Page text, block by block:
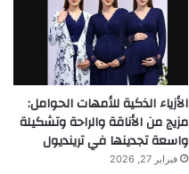
الأزياء الذكية للأمهات الحوامل:
مزيج من الأناقة والراحة وتشكيلة
واسعة تجدينها في ترينديول
فبراير 27, 2026